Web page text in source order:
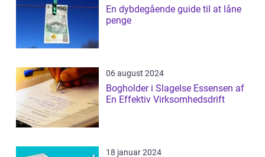
En dybdegående guide til at låne
penge
06 august 2024
Bogholder i Slagelse Essensen af
En Effektiv Virksomhedsdrift
18 januar 2024